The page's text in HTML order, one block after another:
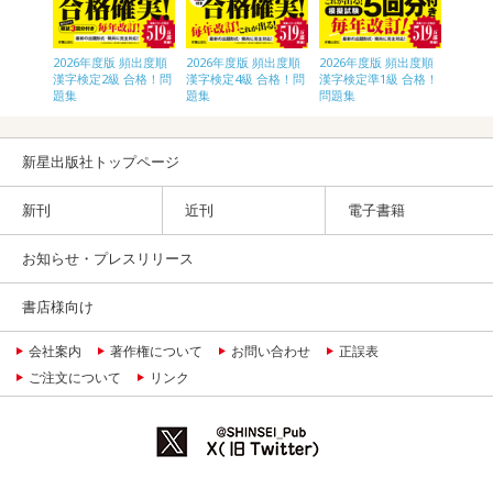
2026年度版 頻出度順
漢字検定2級 合格！問
題集
2026年度版 頻出度順
漢字検定4級 合格！問
題集
2026年度版 頻出度順
漢字検定準1級 合格！
問題集
新星出版社トップページ
新刊 近刊 電子書籍
お知らせ・プレスリリース
書店様向け
会社案内 著作権について お問い合わせ
正誤表
ご注文について
リンク